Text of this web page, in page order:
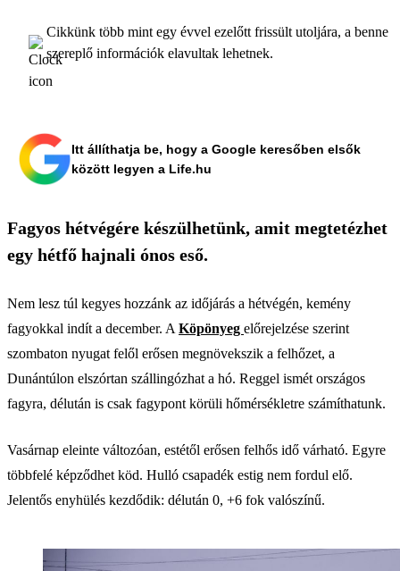
Cikkünk több mint egy évvel ezelőtt frissült utoljára, a benne
szereplő információk elavultak lehetnek.
Itt állíthatja be, hogy a Google keresőben elsők
között legyen a Life.hu
Fagyos hétvégére készülhetünk, amit megtetézhet
egy hétfő hajnali ónos eső.
Nem lesz túl kegyes hozzánk az időjárás a hétvégén, kemény
fagyokkal indít a december. A Köpönyeg előrejelzése szerint
szombaton nyugat felől erősen megnövekszik a felhőzet, a
Dunántúlon elszórtan szállingózhat a hó. Reggel ismét országos
fagyra, délután is csak fagypont körüli hőmérsékletre számíthatunk.
Vasárnap eleinte változóan, estétől erősen felhős idő várható. Egyre
többfelé képződhet köd. Hulló csapadék estig nem fordul elő.
Jelentős enyhülés kezdődik: délután 0, +6 fok valószínű.